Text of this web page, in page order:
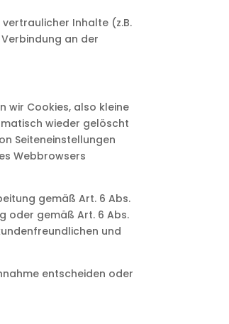
Inhalte (z.B.
an der
wir Cookies, also kleine
wieder gelöscht
Seiteneinstellungen
Webbrowsers
gemäß Art. 6 Abs.
oder gemäß Art. 6 Abs.
und
entscheiden oder